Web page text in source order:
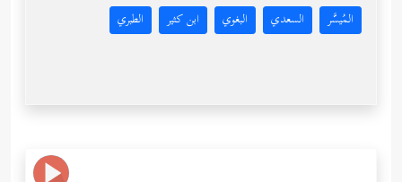
المُيسَّر السعدي البغوي ابن كثير الطبري